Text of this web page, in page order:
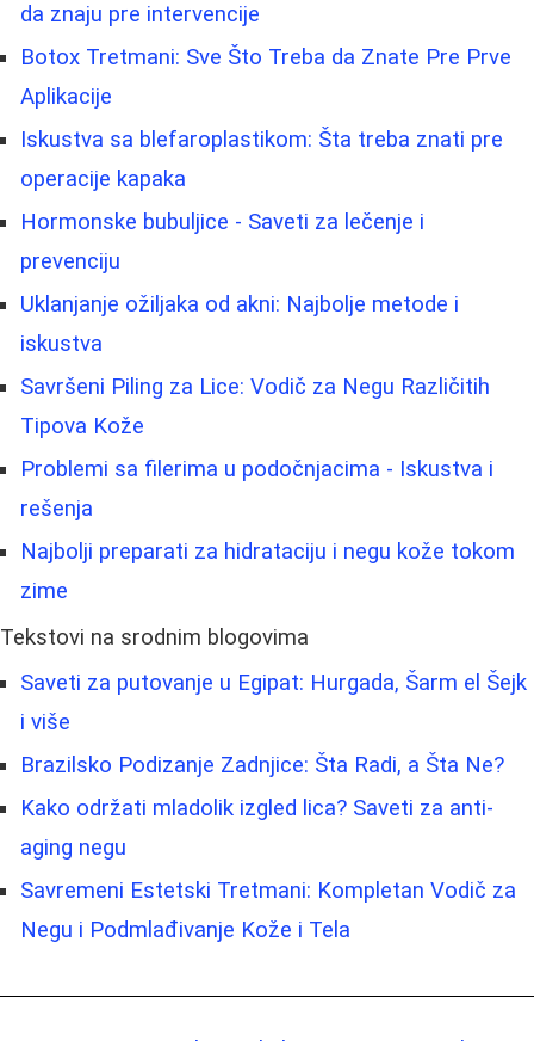
da znaju pre intervencije
Botox Tretmani: Sve Što Treba da Znate Pre Prve
Aplikacije
Iskustva sa blefaroplastikom: Šta treba znati pre
operacije kapaka
Hormonske bubuljice - Saveti za lečenje i
prevenciju
Uklanjanje ožiljaka od akni: Najbolje metode i
iskustva
Savršeni Piling za Lice: Vodič za Negu Različitih
Tipova Kože
Problemi sa filerima u podočnjacima - Iskustva i
rešenja
Najbolji preparati za hidrataciju i negu kože tokom
zime
Tekstovi na srodnim blogovima
Saveti za putovanje u Egipat: Hurgada, Šarm el Šejk
i više
Brazilsko Podizanje Zadnjice: Šta Radi, a Šta Ne?
Kako održati mladolik izgled lica? Saveti za anti-
aging negu
Savremeni Estetski Tretmani: Kompletan Vodič za
Negu i Podmlađivanje Kože i Tela